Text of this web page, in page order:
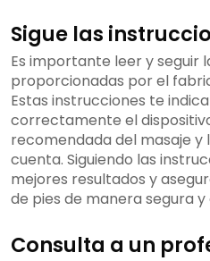
Sigue las
Es importante leer y seguir
proporcionadas por el
Estas instrucciones te
correctamente el
recomendada del masaje y
cuenta. Siguiendo las
mejores resultados y
de pies de manera segura
Consulta a un